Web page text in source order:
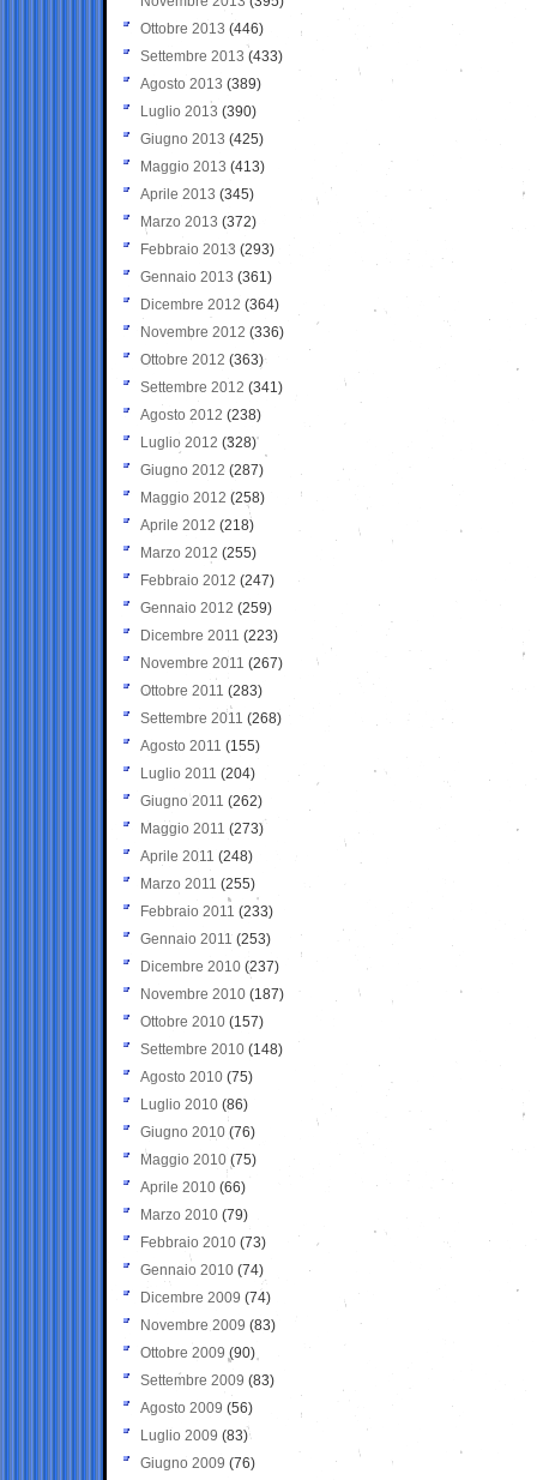
Ottobre 2013 (446)
Settembre 2013 (433)
Agosto 2013 (389)
Luglio 2013 (390)
Giugno 2013 (425)
Maggio 2013 (413)
Aprile 2013 (345)
Marzo 2013 (372)
Febbraio 2013 (293)
Gennaio 2013 (361)
Dicembre 2012 (364)
Novembre 2012 (336)
Ottobre 2012 (363)
Settembre 2012 (341)
Agosto 2012 (238)
Luglio 2012 (328)
Giugno 2012 (287)
Maggio 2012 (258)
Aprile 2012 (218)
Marzo 2012 (255)
Febbraio 2012 (247)
Gennaio 2012 (259)
Dicembre 2011 (223)
Novembre 2011 (267)
Ottobre 2011 (283)
Settembre 2011 (268)
Agosto 2011 (155)
Luglio 2011 (204)
Giugno 2011 (262)
Maggio 2011 (273)
Aprile 2011 (248)
Marzo 2011 (255)
Febbraio 2011 (233)
Gennaio 2011 (253)
Dicembre 2010 (237)
Novembre 2010 (187)
Ottobre 2010 (157)
Settembre 2010 (148)
Agosto 2010 (75)
Luglio 2010 (86)
Giugno 2010 (76)
Maggio 2010 (75)
Aprile 2010 (66)
Marzo 2010 (79)
Febbraio 2010 (73)
Gennaio 2010 (74)
Dicembre 2009 (74)
Novembre 2009 (83)
Ottobre 2009 (90)
Settembre 2009 (83)
Agosto 2009 (56)
Luglio 2009 (83)
Giugno 2009 (76)